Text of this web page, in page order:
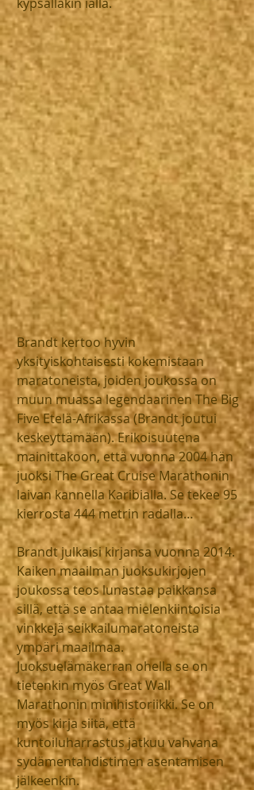
Brandt kertoo hyvin
yksityiskohtaisesti kokemistaan
maratoneista, joiden joukossa on
muun muassa legendaarinen The Big
Five Etelä-Afrikassa (Brandt joutui
keskeyttämään). Erikoisuutena
mainittakoon, että vuonna 2004 hän
juoksi The Great Cruise Marathonin
laivan kannella Karibialla. Se tekee 95
kierrosta 444 metrin radalla…
Brandt julkaisi kirjansa vuonna 2014.
Kaiken maailman juoksukirjojen
joukossa teos lunastaa paikkansa
sillä, että se antaa mielenkiintoisia
vinkkejä seikkailumaratoneista
ympäri maailmaa.
Juoksuelämäkerran ohella se on
tietenkin myös Great Wall
Marathonin minihistoriikki. Se on
myös kirja siitä, että
kuntoiluharrastus jatkuu vahvana
sydämentahdistimen asentamisen
jälkeenkin.